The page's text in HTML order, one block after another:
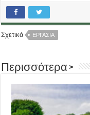
Σχετικά ΕΡΓΑΣΙΑ
Περισσότερα >